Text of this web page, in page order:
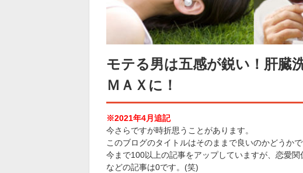
モテる男は五感が鋭い！肝臓
ＭＡＸに！
※2021年4月追記
今さらですが時折思うことがあります。
このブログのタイトルはそのままで良いのかどうかで
今まで100以上の記事をアップしていますが、恋愛
などの記事は0です。(笑)